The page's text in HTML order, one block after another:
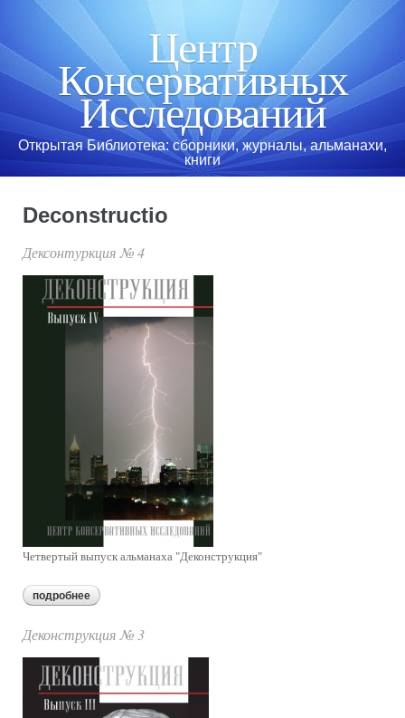
Перейти к
содержанию
Центр
Консервативных
Исследований
Открытая Библиотека: сборники, журналы, альманахи,
книги
Deconstructio
Дексонтуркция № 4
Четвертый выпуск альманаха "Деконструкция"
подробнее о дексонтуркция № 4
Деконструкция № 3